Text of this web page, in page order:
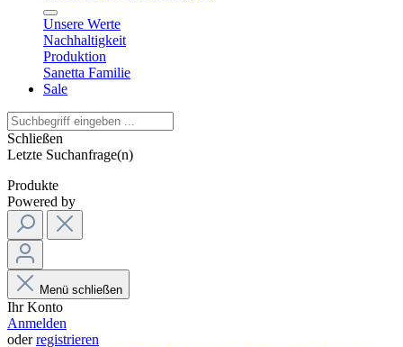
Unsere Werte
Nachhaltigkeit
Produktion
Sanetta Familie
Sale
Schließen
Letzte Suchanfrage(n)
Produkte
Powered by
Menü schließen
Ihr Konto
Anmelden
oderregistrieren